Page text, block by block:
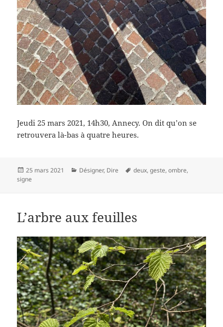
Jeudi 25 mars 2021, 14h30, Annecy. On dit qu’on se
retrouvera là-bas à quatre heures.
Publié
le
25 mars 2021 Catégories
Désigner, Dire
Mots-
deux,geste,ombre,
signe
L’arbre aux feuilles